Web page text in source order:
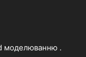
моделюванню .